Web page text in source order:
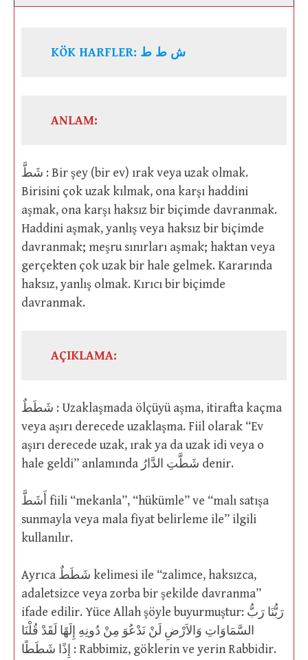
KÖK HARFLER: ش ط ط
ANLAM:
شَطَّ : Bir şey (bir ev) ırak veya uzak olmak.
Birisini çok uzak kılmak, ona karşı haddini
aşmak, ona karşı haksız bir biçimde davranmak.
Haddini aşmak, yanlış veya haksız bir biçimde
davranmak; meşru sınırları aşmak; haktan veya
gerçekten çok uzak bir hale gelmek. Kararında
haksız, yanlış olmak. Kırıcı bir biçimde
davranmak.
AÇIKLAMA:
شَطَطٌ : Uzaklaşmada ölçüyü aşma, itirafta kaçma
veya aşırı derecede uzaklaşma. Fiil olarak “Ev
aşırı derecede uzak, ırak ya da uzak idi veya o
hale geldi” anlamında شَطَّتِ الدَّارُ denir.
أَشَطَّ fiili “mekanla”, “hükümle” ve “malı satışa
sunmayla veya mala fiyat belirleme ile” ilgili
kullanılır.
Ayrıca شَطَطٌ kelimesi ile “zalimce, haksızca,
adaletsizce veya zorba bir şekilde davranma”
ifade edilir. Yüce Allah şöyle buyurmuştur: رَبُّنَا رَبُّ
السَّمَاوَاتِ وَالاَرْضِ لَنْ نَدْعُوَ مِنْ دُونِهِ إِلَهًا لَقَدْ قُلْنَا
إِذًا شَطَطًا : Rabbimiz, göklerin ve yerin Rabbidir.